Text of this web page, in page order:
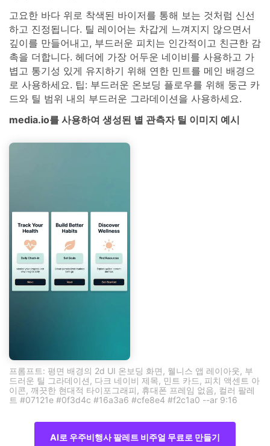
고요한 바다 위로 착색된 바이저를 통해 보는 것처럼 신선
하고 진정됩니다. 틸 레이어는 차갑게 느껴지지 않으면서
깊이를 만들어내고, 부드러운 피치는 인간적이고 친근한 감
촉을 더합니다. 헤더에 가장 어두운 네이비를 사용하고 가
볍고 통기성 있게 유지하기 위해 연한 민트를 메인 배경으
로 사용하세요. 팁: 부드러운 온보딩 플로우를 위해 둥근 카
드와 틸 범위 내의 부드러운 그라데이션을 사용하세요.
media.io를 사용하여 생성된 별 관측자 틸 이미지 예시
프롬프트: 평면 배경의 2d UI 온보딩 화면, 웰니스 앱 레이아웃, 부
드러운 틸 그라데이션, 다크 네이비 제목, 민트 카드, 피치 액센트 아
이콘, 깨끗한 현대적 타이포그래피, 휴대폰 프레임 없음, 컬러 팔레
트 #07121e #0f3d4c #16a3a6 #cfe8e4 #f2c1a0 --ar 9:16
AI로 우주비행사 팔레트 비주얼 무료로 만들기